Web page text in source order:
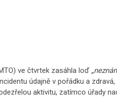
ve čtvrtek zasáhla loď
údajně v pořádku a
aktivitu, zatímco úřady